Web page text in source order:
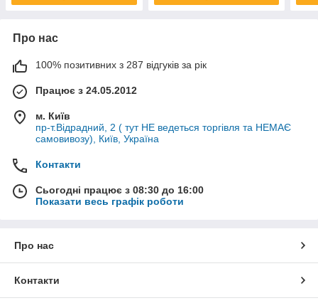
Про нас
100% позитивних з 287 відгуків за рік
Працює з 24.05.2012
м. Київ
пр-т.Відрадний, 2 ( тут НЕ ведеться торгівля та НЕМАЄ
самовивозу), Київ, Україна
Контакти
Сьогодні працює з 08:30 до 16:00
Показати весь графік роботи
Про нас
Контакти